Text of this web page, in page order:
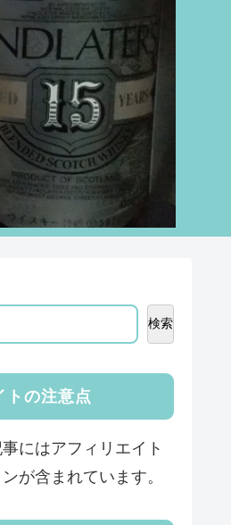
検索
トの注意点
にはアフィリエイト
が含まれています。